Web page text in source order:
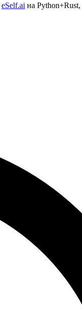
eSelf.ai на Python+Rust,